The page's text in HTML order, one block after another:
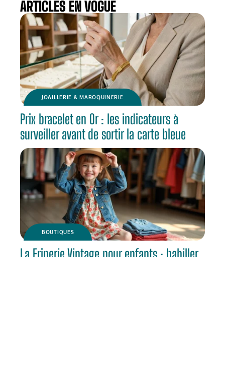
ARTICLES EN VOGUE
JOAILLERIE & MAROQUINERIE
Prix bracelet en Or : les indicateurs à
surveiller avant de sortir la carte bleue
BOUTIQUES
La Friperie Vintage pour enfants : habiller